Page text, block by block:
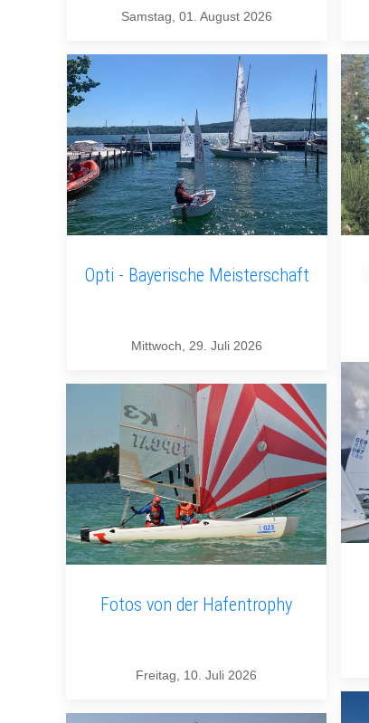
Samstag, 01. August 2026
Opti - Bayerische Meisterschaft
Mittwoch, 29. Juli 2026
Fotos von der Hafentrophy
Freitag, 10. Juli 2026